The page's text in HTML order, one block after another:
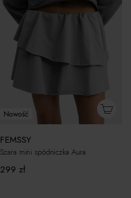
Nowość
FEMSSY
Szara mini spódniczka Aura
299 zł